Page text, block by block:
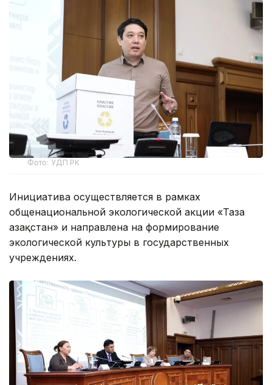
Фото: УДП РК
Инициатива осуществляется в рамках
общенациональной экологической акции «Таза
Қазақстан» и направлена на формирование
экологической культуры в государственных
учреждениях.